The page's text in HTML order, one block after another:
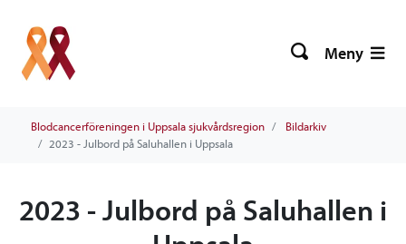
Meny
Blodcancerföreningen i Uppsala sjukvårdsregion
Bildarkiv
2023 - Julbord på Saluhallen i Uppsala
2023 - Julbord på Saluhallen i